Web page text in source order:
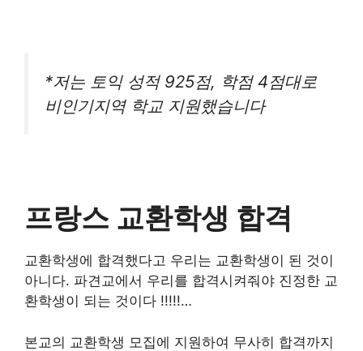
*저는 토익 성적 925점, 학점 4점대로
비인기지역 학교 지원했습니다
프랑스 교환학생 합격
교환학생에 합격했다고 우리는 교환학생이 된 것이
아니다. 파견교에서 우리를 합격시켜줘야 진정한 교
환학생이 되는 것이다 !!!!!…
본교의 교환학생 모집에 지원하여 무사히 합격까지